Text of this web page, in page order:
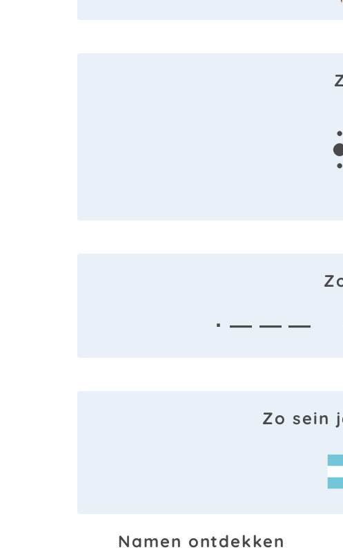
· — — —
Zo sein
Namen ontdekken